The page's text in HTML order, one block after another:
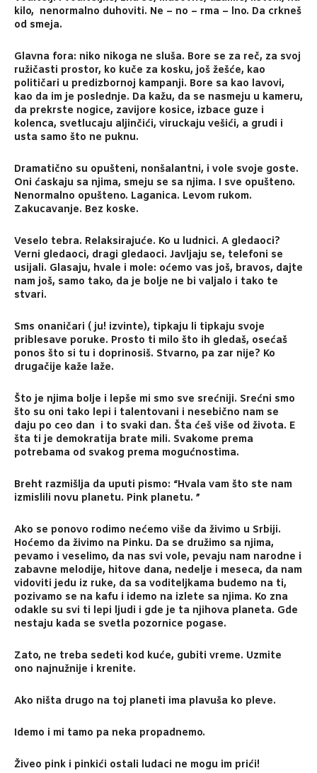
kilo, nenormalno duhoviti. Ne – no – rma – lno. Da crkneš
od smeja.
Glavna fora: niko nikoga ne sluša. Bore se za reč, za svoj
ružičasti prostor, ko kuče za kosku, još žešće, kao
političari u predizbornoj kampanji. Bore sa kao lavovi,
kao da im je poslednje. Da kažu, da se nasmeju u kameru,
da prekrste nogice, zavijore kosice, izbace guze i
kolenca, svetlucaju aljinčići, viruckaju vešići, a grudi i
usta samo što ne puknu.
Dramatično su opušteni, nonšalantni, i vole svoje goste.
Oni ćaskaju sa njima, smeju se sa njima. I sve opušteno.
Nenormalno opušteno. Laganica. Levom rukom.
Zakucavanje. Bez koske.
Veselo tebra. Relaksirajuće. Ko u ludnici. A gledaoci?
Verni gledaoci, dragi gledaoci. Javljaju se, telefoni se
usijali. Glasaju, hvale i mole: oćemo vas još, bravos, dajte
nam još, samo tako, da je bolje ne bi valjalo i tako te
stvari.
Sms onaničari ( ju! izvinte), tipkaju li tipkaju svoje
priblesave poruke. Prosto ti milo što ih gledaš, osećaš
ponos što si tu i doprinosiš. Stvarno, pa zar nije? Ko
drugačije kaže laže.
Što je njima bolje i lepše mi smo sve srećniji. Srećni smo
što su oni tako lepi i talentovani i nesebično nam se
daju po ceo dan i to svaki dan. Šta ćeš više od života. E
šta ti je demokratija brate mili. Svakome prema
potrebama od svakog prema mogućnostima.
Breht razmišlja da uputi pismo: “Hvala vam što ste nam
izmislili novu planetu. Pink planetu. ”
Ako se ponovo rodimo nećemo više da živimo u Srbiji.
Hoćemo da živimo na Pinku. Da se družimo sa njima,
pevamo i veselimo, da nas svi vole, pevaju nam narodne i
zabavne melodije, hitove dana, nedelje i meseca, da nam
vidoviti jedu iz ruke, da sa voditeljkama budemo na ti,
pozivamo se na kafu i idemo na izlete sa njima. Ko zna
odakle su svi ti lepi ljudi i gde je ta njihova planeta. Gde
nestaju kada se svetla pozornice pogase.
Zato, ne treba sedeti kod kuće, gubiti vreme. Uzmite
ono najnužnije i krenite.
Ako ništa drugo na toj planeti ima plavuša ko pleve.
Idemo i mi tamo pa neka propadnemo.
Živeo pink i pinkići ostali ludaci ne mogu im prići!